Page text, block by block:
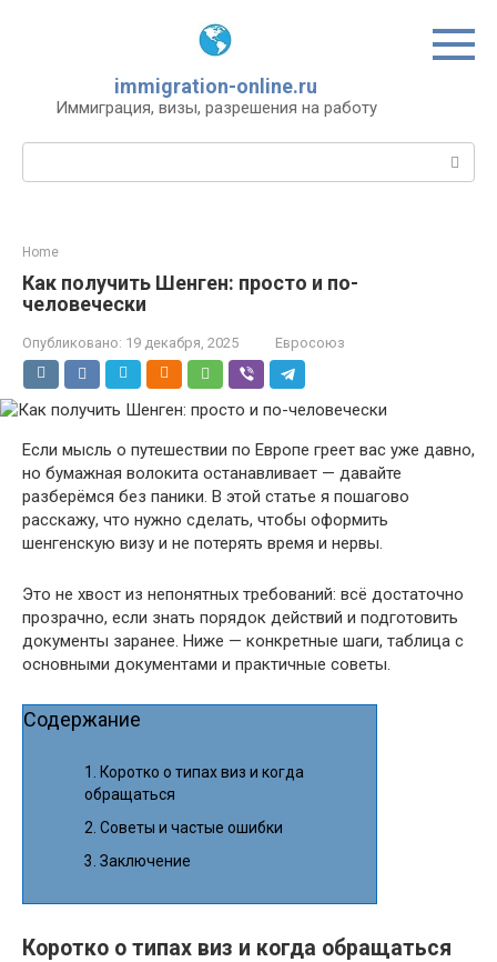
immigration-online.ru
Иммиграция, визы, разрешения на работу
Home
Как получить Шенген: просто и по-
человечески
Опубликовано: 19 декабря, 2025 Евросоюз
Если мысль о путешествии по Европе греет вас уже давно,
но бумажная волокита останавливает — давайте
разберёмся без паники. В этой статье я пошагово
расскажу, что нужно сделать, чтобы оформить
шенгенскую визу и не потерять время и нервы.
Это не хвост из непонятных требований: всё достаточно
прозрачно, если знать порядок действий и подготовить
документы заранее. Ниже — конкретные шаги, таблица с
основными документами и практичные советы.
Содержание
Коротко о типах виз и когда
обращаться
Советы и частые ошибки
Заключение
Коротко о типах виз и когда обращаться